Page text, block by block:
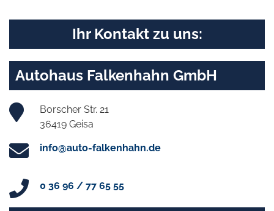
Ihr Kontakt zu uns:
Autohaus Falkenhahn GmbH
Borscher Str. 21
36419 Geisa
info@auto-falkenhahn.de
0 36 96 / 77 65 55